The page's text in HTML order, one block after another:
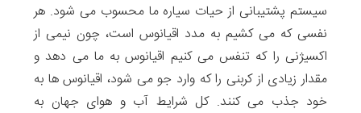
سیستم پشتیبانی از حیات سیاره ما محسوب می شود. هر
نفسی که می کشیم به مدد اقیانوس است، چون نیمی از
اکسیژنی را که تنفس می کنیم اقیانوس به ما می دهد و
مقدار زیادی از کربنی را که وارد جو می شود، اقیانوس ها به
خود جذب می کنند. کل شرایط آب و هوای جهان به